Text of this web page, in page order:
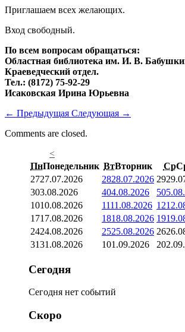
Приглашаем всех желающих.
Вход свободный.
По всем вопросам обращаться:
Областная библиотека им. И. В.
Краеведческий отдел.
Тел.: (8172) 75-92-29
Исаковская Ирина Юрьевна
← Предыдущая Следующая →
Comments are closed.
<
ПнПонедельник ВтВторник Ср
2727.07.2026 2828.07.2026 29
303.08.2026 404.08.2026 5
1010.08.2026 1111.08.2026 12
1717.08.2026 1818.08.2026 19
2424.08.2026 2525.08.2026 26
3131.08.2026 101.09.2026 2
Сегодня
Сегодня нет событий
Скоро